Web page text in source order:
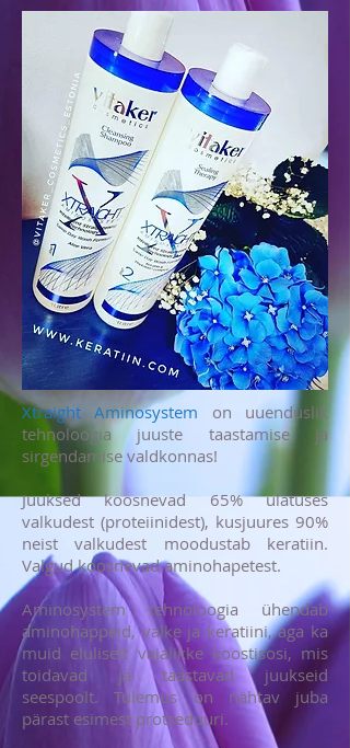
Xtraight Aminosystem on uuenduslik
tehnoloogia juuste taastamise ja
sirgendamise valdkonnas!
Juuksed koosnevad 65% ulatuses
valkudest (proteiinidest), kusjuures 90%
neist valkudest moodustab keratiin.
Valgud koosnevad aminohapetest.
Aminosystem tehnoloogia ühendab
aminohappeid, valke ja keratiini, aga ka
muid eluliselt vajalikke koostisosi, mis
toidavad ja taastavad juukseid
seespoolt. Tulemus on nähtav juba
pärast esimest protseduuri.